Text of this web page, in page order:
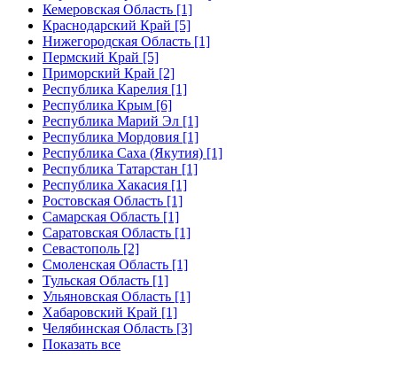
Кемеровская Область [1]
Краснодарский Край [5]
Нижегородская Область [1]
Пермский Край [5]
Приморский Край [2]
Республика Карелия [1]
Республика Крым [6]
Республика Марий Эл [1]
Республика Мордовия [1]
Республика Саха (Якутия) [1]
Республика Татарстан [1]
Республика Хакасия [1]
Ростовская Область [1]
Самарская Область [1]
Саратовская Область [1]
Севастополь [2]
Смоленская Область [1]
Тульская Область [1]
Ульяновская Область [1]
Хабаровский Край [1]
Челябинская Область [3]
Показать все